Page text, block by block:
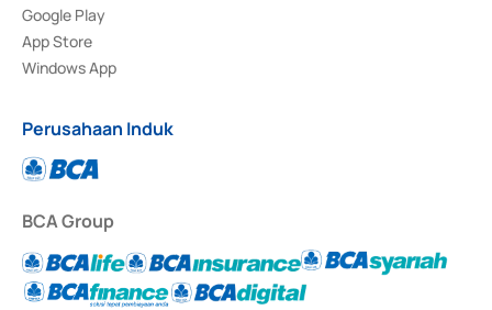
Google Play
App Store
Windows App
Perusahaan Induk
BCA Group